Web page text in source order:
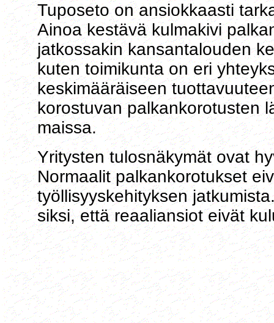
Tuposeto on ansiokkaasti
Ainoa kestävä kulmakivi
jatkossakin kansantalouden
kuten toimikunta on eri
keskimääräiseen
korostuvan palkankorotusten
maissa.
Yritysten tulosnäkymät ovat
Normaalit palkankorotukset
työllisyyskehityksen
siksi, että reaaliansiot eivät